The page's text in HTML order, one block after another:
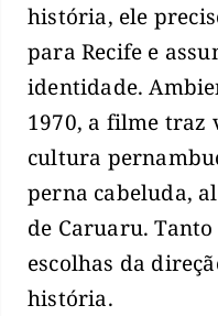
história, ele
para Recife e
identidade.
1970, a filme traz
cultura
perna cabeluda,
de Caruaru. Tanto
escolhas da
história.